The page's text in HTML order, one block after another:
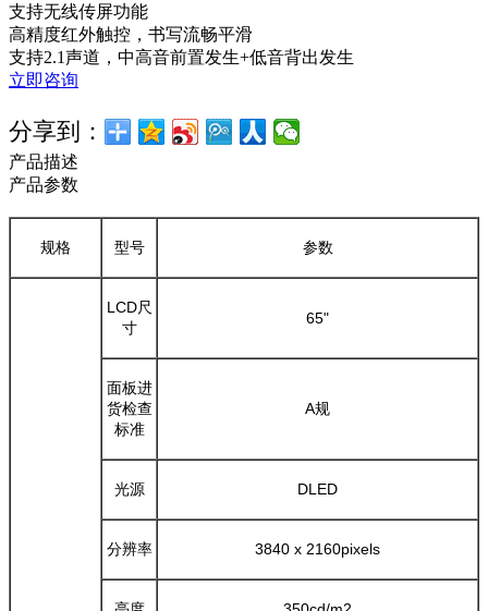
支持无线传屏功能
高精度红外触控，书写流畅平滑
支持2.1声道，中高音前置发生+低音背出发生
立即咨询
分享到：
产品描述
产品参数
规格 型号 参数
LCD尺
寸
65"
面板进
货检查
标准
A规
光源 DLED
分辨率 3840 x 2160pixels